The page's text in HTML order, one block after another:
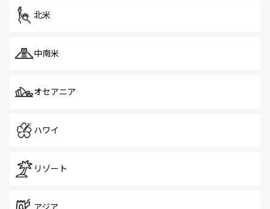
北米
中南米
オセアニア
ハワイ
リゾート